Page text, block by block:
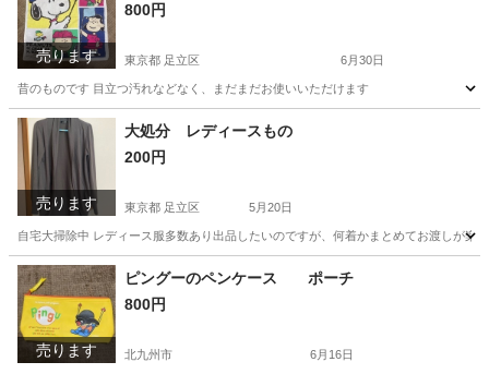
売ります
800円
東京都 足立区 6月30日
昔のものです 目立つ汚れなどなく、まだまだお使いいただけます
東京 足立区 生活雑貨 ヴィンテージ
売ります
大処分 レディースもの
200円
東京都 足立区 5月20日
自宅大掃除中 レディース服多数あり出品したいのですが、何着かまとめてお渡しが
東京 足立区 服/ファッション
売ります
ピングーのペンケース ポーチ
800円
北九州市 6月16日